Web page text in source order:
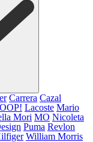
Carrera Cazal
Lacoste Mario
Mori MO Nicoleta
Puma Revlon
William Morris